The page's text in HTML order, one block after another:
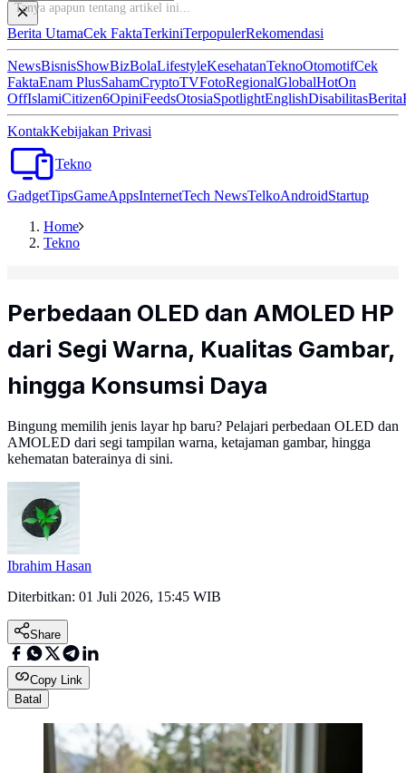
Baca le
Berita UtamaCek FaktaTerkiniTerpopulerRekomendasi
NewsBisnisShowBizBolaLifestyleKesehatanTeknoOtomotifCek
FaktaEnam PlusSahamCryptoTVFotoRegionalGlobalHotOn
OffIslamiCitizen6OpiniFeedsOtosiaSpotlightEnglishDisabilitasBerita
KontakKebijakan Privasi
Tekno
GadgetTipsGameAppsInternetTech NewsTelkoAndroidStartup
Home
Tekno
Perbedaan OLED dan AMOLED HP
dari Segi Warna, Kualitas Gambar,
hingga Konsumsi Daya
Bingung memilih jenis layar hp baru? Pelajari perbedaan OLED dan
AMOLED dari segi tampilan warna, ketajaman gambar, hingga
kehematan baterainya di sini.
Ibrahim Hasan
Diterbitkan: 01 Juli 2026, 15:45 WIB
Share
Copy Link
Batal